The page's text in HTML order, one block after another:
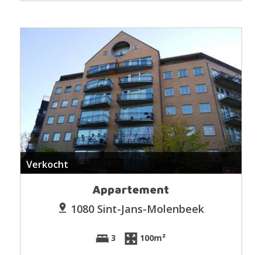
Verkocht
Appartement
1080 Sint-Jans-Molenbeek
3 100m²